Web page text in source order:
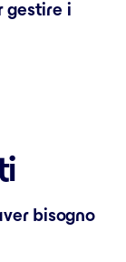
gestire i
bisogno